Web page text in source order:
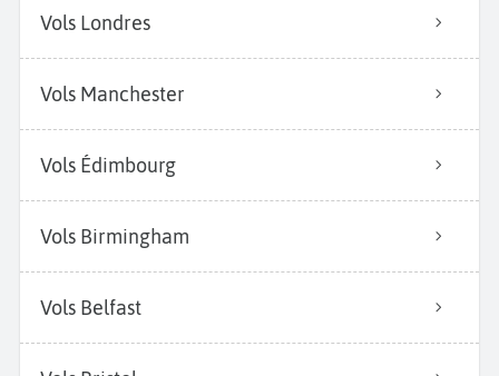
Vols Londres
Vols Manchester
Vols Édimbourg
Vols Birmingham
Vols Belfast